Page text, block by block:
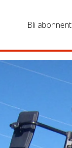
Bli abonnent